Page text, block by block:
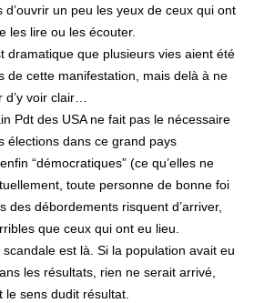
d’ouvrir un peu les yeux de ceux qui ont
les lire ou les écouter.
dramatique que plusieurs vies aient été
de cette manifestation, mais delà à ne
d’y voir clair…
Pdt des USA ne fait pas le nécessaire
élections dans ce grand pays
“démocratiques” (ce qu’elles ne
toute personne de bonne foi
des débordements risquent d’arriver,
que ceux qui ont eu lieu.
scandale est là. Si la population avait eu
les résultats, rien ne serait arrivé,
le sens dudit résultat.